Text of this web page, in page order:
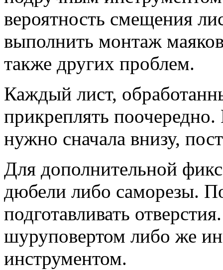
вероятность смещения
выполнить монтаж
также других проблем.
Каждый лист,
прикреплять
нужно сначала внизу,
Для дополнительной
дюбели либо саморезы.
подготавливать
шуруповертом либо же
инструментом.